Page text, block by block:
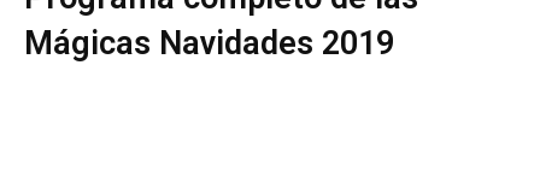
Mágicas Navidades 2019